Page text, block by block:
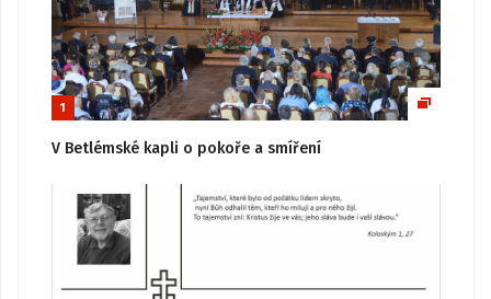
1
V Betlémské kapli o pokoře a smíření